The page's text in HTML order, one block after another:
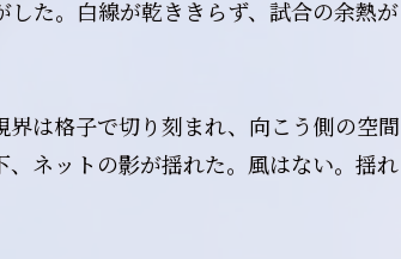
た。白線が乾ききらず、試合の余熱が
は格子で切り刻まれ、向こう側の空間
ネットの影が揺れた。風はない。揺れ